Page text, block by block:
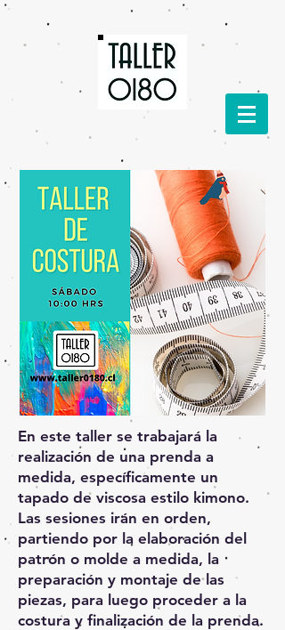
En este taller se trabajará la
realización de una prenda a
medida, específicamente un
tapado de viscosa estilo kimono.
Las sesiones irán en orden,
partiendo por la elaboración del
patrón o molde a medida, la
preparación y montaje de las
piezas, para luego proceder a la
costura y finalización de la prenda.